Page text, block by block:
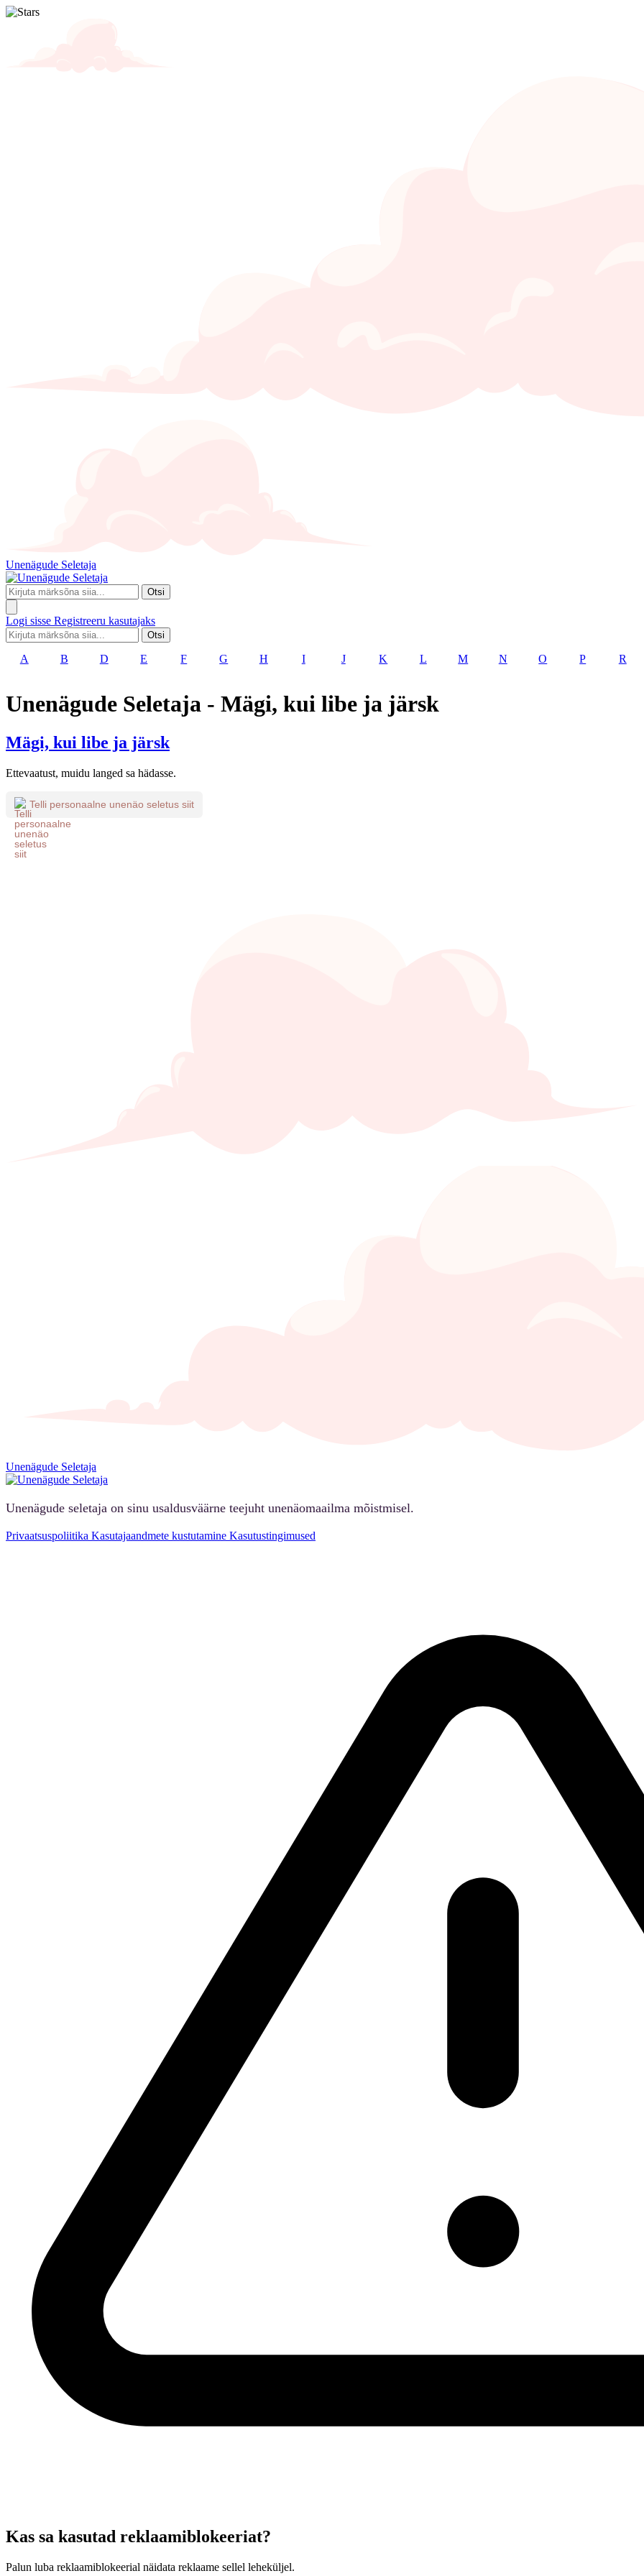
Unenägude Seletaja
Otsi
Logi sisse Registreeru kasutajaks
Otsi
A B D E F G H I J K L M N O P R
Unenägude Seletaja - Mägi, kui libe ja järsk
Mägi, kui libe ja järsk
Ettevaatust, muidu langed sa hädasse.
Telli personaalne unenäo seletus siit
Unenägude Seletaja
Unenägude seletaja on sinu usaldusväärne teejuht unenäomaailma mõistmisel.
Privaatsuspoliitika Kasutajaandmete kustutamine Kasutustingimused
Kas sa kasutad reklaamiblokeeriat?
Palun luba reklaamiblokeerial näidata reklaame sellel leheküljel.